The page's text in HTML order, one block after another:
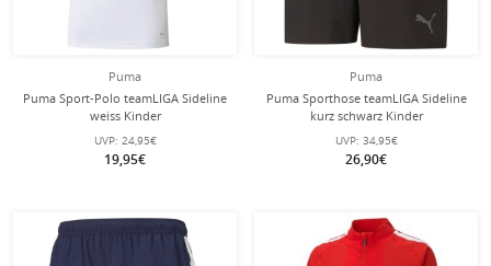
Puma
Puma Sport-Polo teamLIGA Sideline
weiss Kinder
UVP: 24,95€
19,95€
Puma
Puma Sporthose teamLIGA Sideline
kurz schwarz Kinder
UVP: 34,95€
26,90€